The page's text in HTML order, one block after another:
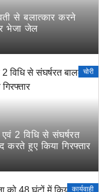
से बलात्कार करने
भेजा जेल
चोरी
2 विधि से संघर्षरत
करते हुए किया गिरफ्तार
कार्यवाही